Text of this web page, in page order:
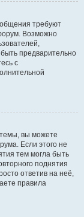
требуют
Возможно
предварительно
с
вы можете
Если этого не
тем могла быть
поднятия
ответив на неё,
правила